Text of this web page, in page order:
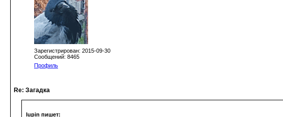
Зарегистрирован: 2015-09-30
Сообщений: 8465
Профиль
Re: Загадка
lupin пишет: